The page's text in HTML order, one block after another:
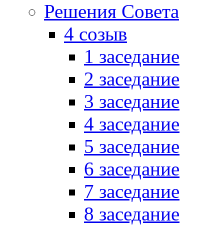
Решения Совета
4 созыв
1 заседание
2 заседание
3 заседание
4 заседание
5 заседание
6 заседание
7 заседание
8 заседание